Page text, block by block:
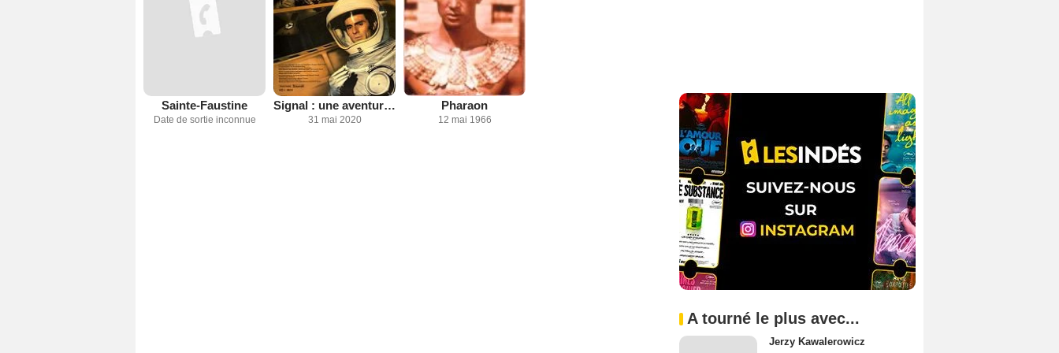
Sainte-Faustine
Date de sortie inconnue
Signal : une aventure dans l'espace
31 mai 2020
Pharaon
12 mai 1966
A tourné le plus avec...
Jerzy Kawalerowicz